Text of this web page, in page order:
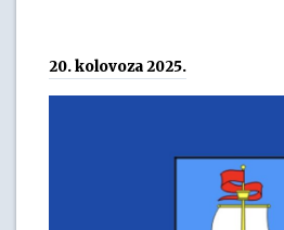
20. kolovoza 2025.